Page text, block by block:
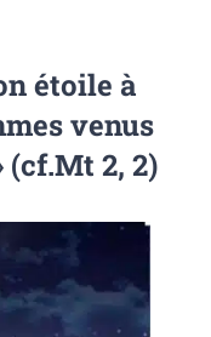
étoile à
venus
(cf.Mt 2, 2)